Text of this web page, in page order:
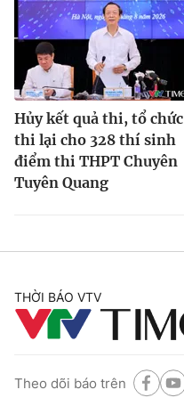
Hủy kết quả thi, tổ chức
thi lại cho 328 thí sinh
điểm thi THPT Chuyên
Tuyên Quang
THỜI BÁO VTV
Theo dõi báo trên